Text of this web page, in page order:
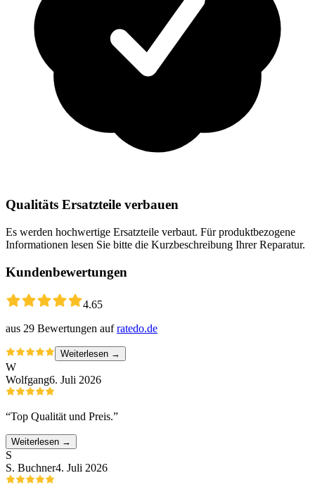
Qualitäts Ersatzteile verbauen
Es werden hochwertige Ersatzteile verbaut. Für produktbezogene
Informationen lesen Sie bitte die Kurzbeschreibung Ihrer Reparatur.
Kundenbewertungen
4.65
aus 29 Bewertungen auf ratedo.de
Weiterlesen →
W
Wolfgang6. Juli 2026
“Top Qualität und Preis.”
Weiterlesen →
S
S. Buchner4. Juli 2026